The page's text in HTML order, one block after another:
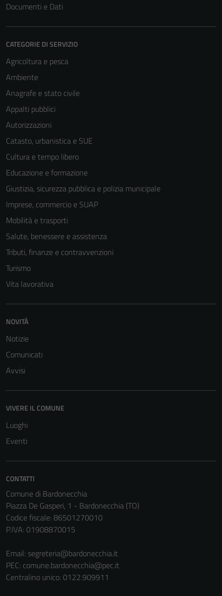
Documenti e Dati
CATEGORIE DI SERVIZIO
Agricoltura e pesca
Ambiente
Anagrafe e stato civile
Appalti pubblici
Autorizzazioni
Catasto, urbanistica e SUE
Cultura e tempo libero
Educazione e formazione
Giustizia, sicurezza pubblica e polizia municipale
Imprese, commercio e SUAP
Mobilità e trasporti
Salute, benessere e assistenza
Tributi, finanze e contravvenzioni
Turismo
Vita lavorativa
NOVITÀ
Notizie
Comunicati
Avvisi
VIVERE IL COMUNE
Luoghi
Eventi
CONTATTI
Comune di Bardonecchia
Piazza De Gasperi, 1 - Bardonecchia (TO)
Codice fiscale: 86501270010
P.IVA: 01908870015
Email: segreteria@bardonecchia.it
PEC: comune.bardonecchia@pec.it
Centralino unico: 0122.909911
navigazione e